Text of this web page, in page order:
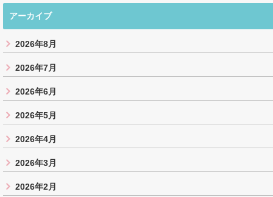
アーカイブ
2026年8月
2026年7月
2026年6月
2026年5月
2026年4月
2026年3月
2026年2月